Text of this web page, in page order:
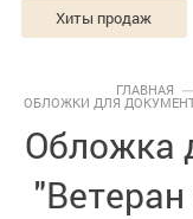
Хиты продаж
ГЛАВНАЯ
ОБЛОЖКИ ДЛЯ
Обложка